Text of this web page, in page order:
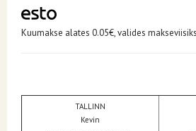
Kuumakse alates 0.05€, valides
TALLINN
Kevin